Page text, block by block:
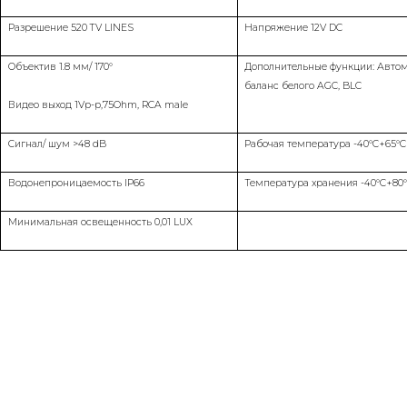
Разрешение 520 TV LINES Напряжение 12V DC
Объектив 1.8 мм/ 170°
Видео выход 1Vp-p,75Ohm, RCA male
Дополнительные функции:
баланс белого AGC, BLC
Сигнал/ шум >48 dB Рабочая температура -40°C+65°C
Водонепроницаемость IP66 Температура хранения -
Минимальная освещенность 0,01 LUX